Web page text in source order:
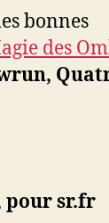
bonnes
des
pour sr.fr